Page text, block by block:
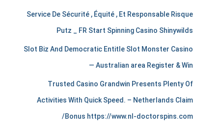
c
h
a
n
s
Service De Sécurité , Équité , Et Responsable Risque
Putz _ FR Start Spinning Casino Shinywilds
Slot Biz And Democratic Entitle Slot Monster Casino
— Australian area Register & Win
Trusted Casino Grandwin Presents Plenty Of
Activities With Quick Speed. – Netherlands Claim
Bonus https://www.nl-doctorspins.com/